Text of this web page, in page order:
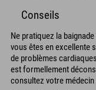
Conseils
Ne pratiquez la
vous êtes en excellente
de problèmes
est formellement
consultez votre médecin